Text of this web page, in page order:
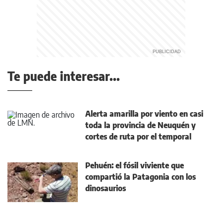
Te puede interesar...
Alerta amarilla por viento en casi
toda la provincia de Neuquén y
cortes de ruta por el temporal
Pehuén: el fósil viviente que
compartió la Patagonia con los
dinosaurios